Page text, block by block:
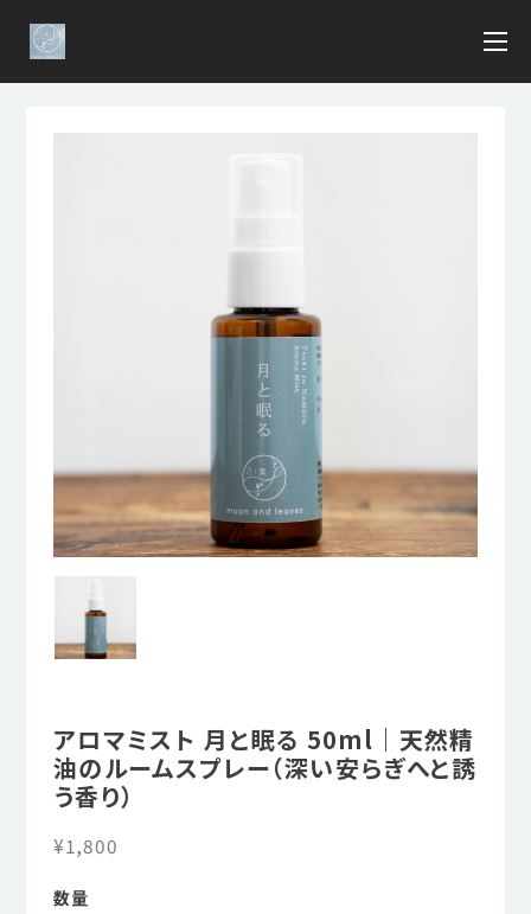
アロマミスト 月と眠る 50ml｜天然精
油のルームスプレー（深い安らぎへと誘
う香り）
¥1,800
数量